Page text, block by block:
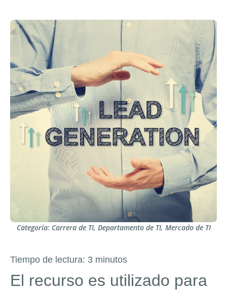
Categoria: Carrera de TI, Departamento de TI, Mercado de TI
Tiempo de lectura: 3 minutos
El recurso es utilizado para